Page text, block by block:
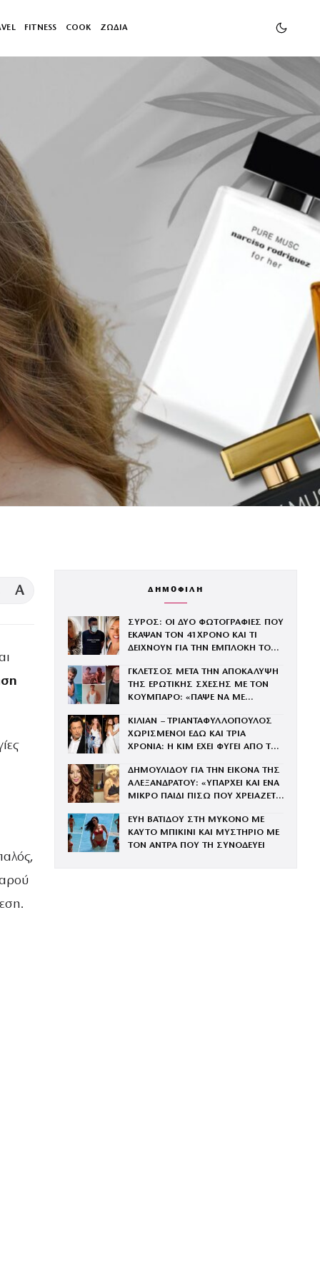
FITNESS COOK ΖΩΔΙΑ
A ΔΗΜΟΦΙΛΗ
ΣΥΡΟΣ: ΟΙ ΔΥΟ ΦΩΤΟΓΡΑΦΙΕΣ ΠΟΥ
ΕΚΑΨΑΝ ΤΟΝ 41ΧΡΟΝΟ ΚΑΙ ΤΙ
ΔΕΙΧΝΟΥΝ ΓΙΑ ΤΗΝ ΕΜΠΛΟΚΗ ΤΟΥ
ΓΚΛΕΤΣΟΣ ΜΕΤΑ ΤΗΝ ΑΠΟΚΑΛΥΨΗ
ΤΗΣ ΕΡΩΤΙΚΗΣ ΣΧΕΣΗΣ ΜΕ ΤΟΝ
ΚΟΥΜΠΑΡΟ: «ΠΑΨΕ ΝΑ ΜΕ
ΚΙΛΙΑΝ – ΤΡΙΑΝΤΑΦΥΛΛΟΠΟΥΛΟΣ
ΧΩΡΙΣΜΕΝΟΙ ΕΔΩ ΚΑΙ ΤΡΙΑ
ΧΡΟΝΙΑ: Η ΚΙΜ ΕΧΕΙ ΦΥΓΕΙ ΑΠΟ ΤΟ
ΔΗΜΟΥΛΙΔΟΥ ΓΙΑ ΤΗΝ ΕΙΚΟΝΑ ΤΗΣ
ΑΛΕΞΑΝΔΡΑΤΟΥ: «ΥΠΑΡΧΕΙ ΚΑΙ ΕΝΑ
ΜΙΚΡΟ ΠΑΙΔΙ ΠΙΣΩ ΠΟΥ ΧΡΕΙΑΖΕΤΑΙ
ΕΥΗ ΒΑΤΙΔΟΥ ΣΤΗ ΜΥΚΟΝΟ ΜΕ
ΚΑΥΤΟ ΜΠΙΚΙΝΙ ΚΑΙ ΜΥΣΤΗΡΙΟ ΜΕ
ΤΟΝ ΑΝΤΡΑ ΠΟΥ ΤΗ ΣΥΝΟΔΕΥΕΙ